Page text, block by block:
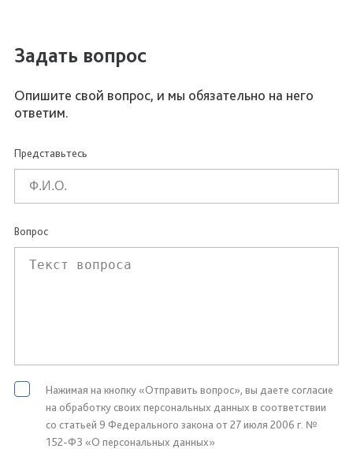
Задать вопрос
Опишите свой вопрос, и мы обязательно на него
ответим.
Представьтесь
Вопрос
Нажимая на кнопку «Отправить вопрос», вы даете согласие
на обработку своих персональных данных в соответствии
со статьей 9 Федерального закона от 27 июля 2006 г. №
152-ФЗ «О персональных данных»